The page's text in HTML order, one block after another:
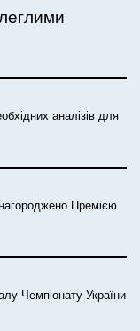
аналізів для
Премією
Чемпіонату України